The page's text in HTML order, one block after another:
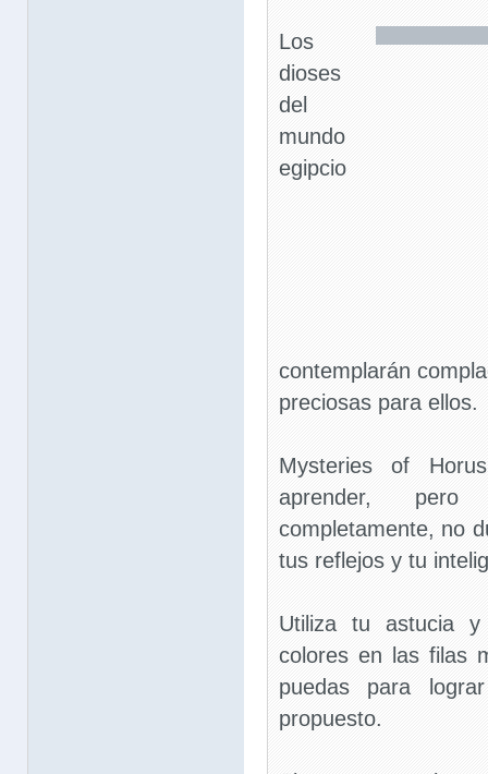
Los
dioses
del
mundo
egipcio
contemplarán
preciosas para ellos.
Mysteries of
aprender,
completamente, no
tus reflejos y tu
Utiliza tu astucia
colores en las filas
puedas para
propuesto.